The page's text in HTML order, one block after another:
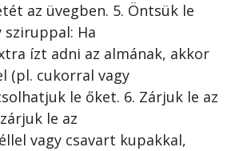
az üvegben. 5. Öntsük le
sziruppal: Ha
ízt adni az almának, akkor
(pl. cukorral vagy
le őket. 6. Zárjuk le az
le az
vagy csavart kupakkal,